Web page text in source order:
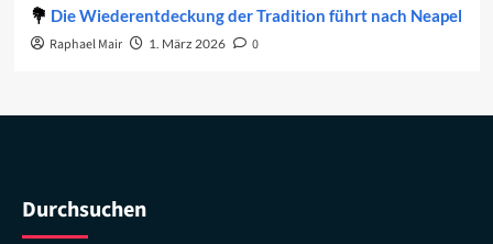
Die Wiederentdeckung der Tradition führt nach Neapel
Raphael Mair 1. März 2026 0
Durchsuchen